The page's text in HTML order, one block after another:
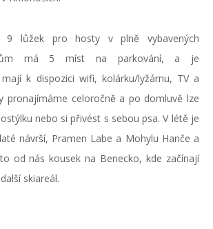
9 lůžek pro hosty v plně vybavených
má 5 míst na parkování, a je
k dispozici wifi, kolárku/lyžárnu, TV a
pronajímáme celoročně a po domluvě lze
nebo si přivést s sebou psa. V létě je
návrší, Pramen Labe a Mohylu Hanče a
od nás kousek na Benecko, kde začínají
skiareál.